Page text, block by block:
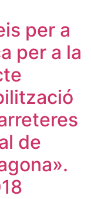
per a
per a la
de